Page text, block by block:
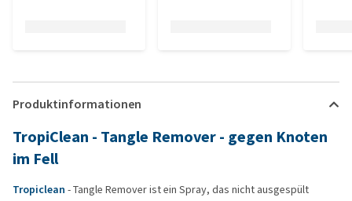
Produktinformationen
TropiClean - Tangle Remover - gegen Knoten
im Fell
Tropiclean - Tangle Remover ist ein Spray, das nicht ausgespült